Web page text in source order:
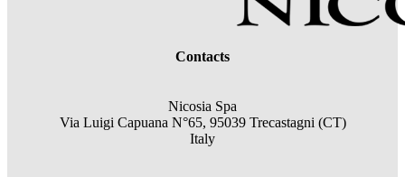
Contacts
Nicosia Spa
Via Luigi Capuana N°65, 95039 Trecastagni (CT)
Italy